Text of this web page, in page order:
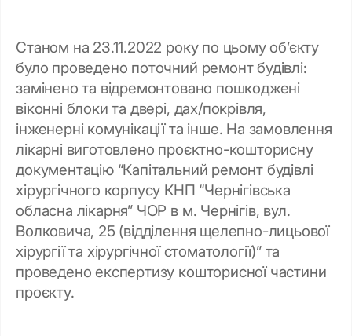
Станом на 23.11.2022 року по цьому об’єкту
було проведено поточний ремонт будівлі:
замінено та відремонтовано пошкоджені
віконні блоки та двері, дах/покрівля,
інженерні комунікації та інше. На замовлення
лікарні виготовлено проєктно-кошторисну
документацію “Капітальний ремонт будівлі
хірургічного корпусу КНП “Чернігівська
обласна лікарня” ЧОР в м. Чернігів, вул.
Волковича, 25 (відділення щелепно-лицьової
хірургії та хірургічної стоматології)” та
проведено експертизу кошторисної частини
проєкту.